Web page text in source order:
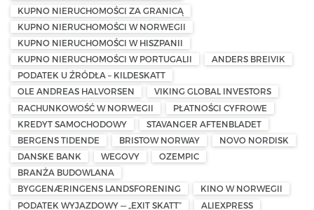
KUPNO NIERUCHOMOŚCI ZA GRANICĄ
KUPNO NIERUCHOMOŚCI W NORWEGII
KUPNO NIERUCHOMOŚCI W HISZPANII
KUPNO NIERUCHOMOŚCI W PORTUGALII
ANDERS BREIVIK
PODATEK U ŹRÓDŁA – KILDESKATT
OLE ANDREAS HALVORSEN
VIKING GLOBAL INVESTORS
RACHUNKOWOŚĆ W NORWEGII
PŁATNOŚCI CYFROWE
KREDYT SAMOCHODOWY
STAVANGER AFTENBLADET
BERGENS TIDENDE
BRISTOW NORWAY
NOVO NORDISK
DANSKE BANK
WEGOVY
OZEMPIC
BRANŻA BUDOWLANA
BYGGENÆRINGENS LANDSFORENING
KINO W NORWEGII
PODATEK WYJAZDOWY — „EXIT SKATT”
ALIEXPRESS